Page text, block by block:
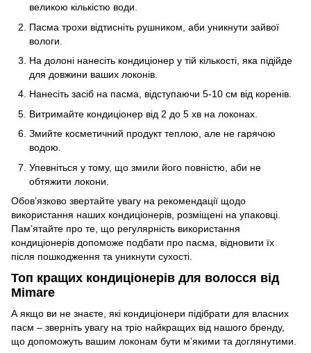
великою кількістю води.
Пасма трохи відтисніть рушником, аби уникнути зайвої
вологи.
На долоні нанесіть кондиціонер у тій кількості, яка підійде
для довжини ваших локонів.
Нанесіть засіб на пасма, відступаючи 5-10 см від коренів.
Витримайте кондиціонер від 2 до 5 хв на локонах.
Змийте косметичний продукт теплою, але не гарячою
водою.
Упевніться у тому, що змили його повністю, аби не
обтяжити локони.
Обов’язково звертайте увагу на рекомендації щодо
використання наших кондиціонерів, розміщені на упаковці.
Пам’ятайте про те, що регулярність використання
кондиціонерів допоможе подбати про пасма, відновити їх
після пошкодження та уникнути сухості.
Топ кращих кондиціонерів для волосся від
Mimare
А якщо ви не знаєте, які кондиціонери підібрати для власних
пасм – зверніть увагу на тріо найкращих від нашого бренду,
що допоможуть вашим локонам бути м’якими та доглянутими.